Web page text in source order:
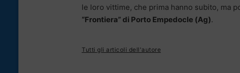
le loro vittime, che prima hanno subito, ma
“Frontiera” di Porto Empedocle (Ag).
Tutti gli articoli dell'autore